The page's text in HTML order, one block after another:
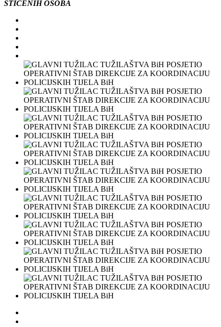
ŠTIĆENIH OSOBA